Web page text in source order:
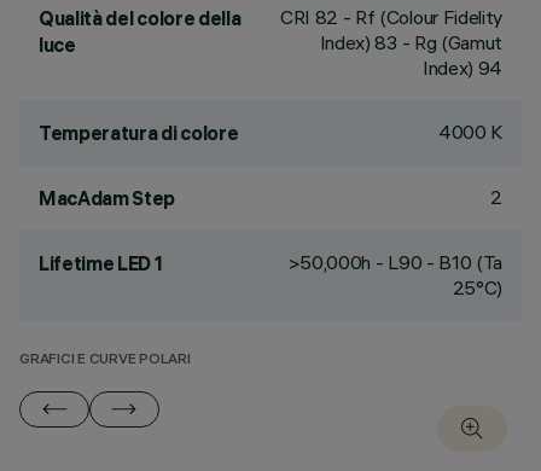
Qualità del colore della
luce
CRI 82 - Rf (Colour Fidelity
Index) 83 - Rg (Gamut
Index) 94
Temperatura di colore 4000 K
MacAdam Step 2
Lifetime LED 1
>50,000h - L90 - B10 (Ta
25°C)
GRAFICI E CURVE POLARI